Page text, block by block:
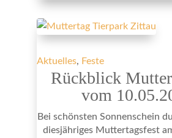
Aktuelles, Feste
Rückblick
vom
Bei schönsten Sonnenschein
diesjähriges Muttertagsfest